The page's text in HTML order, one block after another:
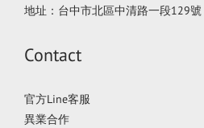
地址：台中市北區中清路一段129號
Contact
官方Line客服
異業合作